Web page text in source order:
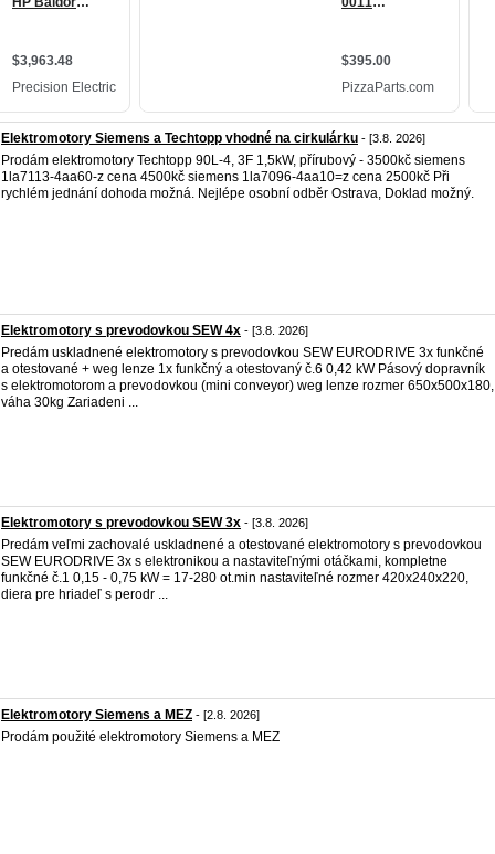
Elektromotory Siemens a Techtopp vhodné na cirkulárku - [3.8. 2026]
Prodám elektromotory Techtopp 90L-4, 3F 1,5kW, přírubový - 3500kč siemens
1la7113-4aa60-z cena 4500kč siemens 1la7096-4aa10=z cena 2500kč Při
rychlém jednání dohoda možná. Nejlépe osobní odběr Ostrava, Doklad možný.
Elektromotory s prevodovkou SEW 4x - [3.8. 2026]
Predám uskladnené elektromotory s prevodovkou SEW EURODRIVE 3x funkčné
a otestované + weg lenze 1x funkčný a otestovaný č.6 0,42 kW Pásový dopravník
s elektromotorom a prevodovkou (mini conveyor) weg lenze rozmer 650x500x180,
váha 30kg Zariadeni ...
Elektromotory s prevodovkou SEW 3x - [3.8. 2026]
Predám veľmi zachovalé uskladnené a otestované elektromotory s prevodovkou
SEW EURODRIVE 3x s elektronikou a nastaviteľnými otáčkami, kompletne
funkčné č.1 0,15 - 0,75 kW = 17-280 ot.min nastaviteľné rozmer 420x240x220,
diera pre hriadeľ s perodr ...
Elektromotory Siemens a MEZ - [2.8. 2026]
Prodám použité elektromotory Siemens a MEZ